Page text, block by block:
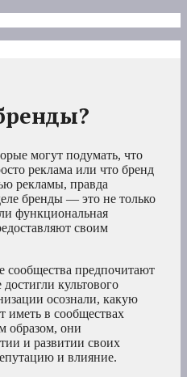
могут подумать, что
реклама или что бренд
рекламы, правда
бренды — это не только
функциональная
своим
сообщества предпочитают
культового
осознали, какую
иметь в сообществах
образом, они
и развитии своих
и влияние.